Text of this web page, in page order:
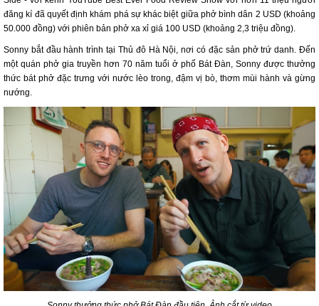
đăng kí đã quyết định khám phá sự khác biệt giữa phở bình dân 2 USD (khoảng
50.000 đồng) với phiên bản phở xa xỉ giá 100 USD (khoảng 2,3 triệu đồng).
Sonny bắt đầu hành trình tại Thủ đô Hà Nội, nơi có đặc sản phở trứ danh. Đến
một quán phở gia truyền hơn 70 năm tuổi ở phố Bát Đàn, Sonny được thưởng
thức bát phở đặc trưng với nước lèo trong, đậm vị bò, thơm mùi hành và gừng
nướng.